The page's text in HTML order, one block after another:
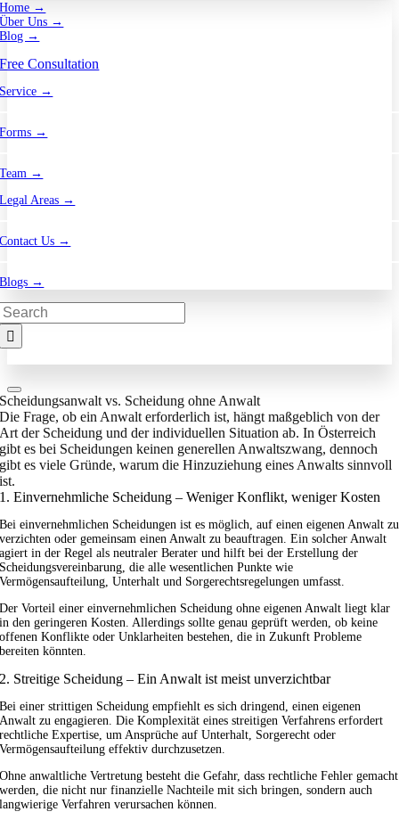
Home →
Über Uns →
Blog →
Free Consultation
Service →
Forms →
Team →
Legal Areas →
Contact Us →
Blogs →
Scheidungsanwalt vs. Scheidung ohne Anwalt
Die Frage, ob ein Anwalt erforderlich ist, hängt maßgeblich von der
Art der Scheidung und der individuellen Situation ab. In Österreich
gibt es bei Scheidungen keinen generellen Anwaltszwang, dennoch
gibt es viele Gründe, warum die Hinzuziehung eines Anwalts sinnvoll
ist.
1. Einvernehmliche Scheidung – Weniger Konflikt, weniger Kosten
Bei einvernehmlichen Scheidungen ist es möglich, auf einen eigenen Anwalt zu
verzichten oder gemeinsam einen Anwalt zu beauftragen. Ein solcher Anwalt
agiert in der Regel als neutraler Berater und hilft bei der Erstellung der
Scheidungsvereinbarung, die alle wesentlichen Punkte wie
Vermögensaufteilung, Unterhalt und Sorgerechtsregelungen umfasst.
Der Vorteil einer einvernehmlichen Scheidung ohne eigenen Anwalt liegt klar
in den geringeren Kosten. Allerdings sollte genau geprüft werden, ob keine
offenen Konflikte oder Unklarheiten bestehen, die in Zukunft Probleme
bereiten könnten.
2. Streitige Scheidung – Ein Anwalt ist meist unverzichtbar
Bei einer strittigen Scheidung empfiehlt es sich dringend, einen eigenen
Anwalt zu engagieren. Die Komplexität eines streitigen Verfahrens erfordert
rechtliche Expertise, um Ansprüche auf Unterhalt, Sorgerecht oder
Vermögensaufteilung effektiv durchzusetzen.
Ohne anwaltliche Vertretung besteht die Gefahr, dass rechtliche Fehler gemacht
werden, die nicht nur finanzielle Nachteile mit sich bringen, sondern auch
langwierige Verfahren verursachen können.